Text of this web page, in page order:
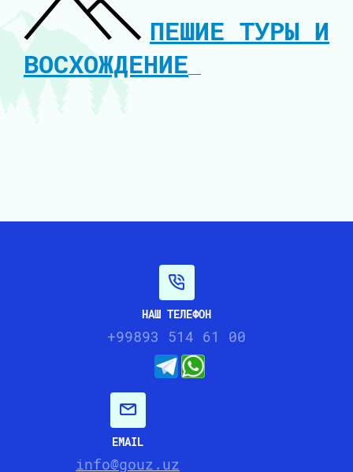
ПЕШИЕ ТУРЫ И
ВОСХОЖДЕНИЕ
НАШ ТЕЛЕФОН
+99893 514 61 00
EMAIL
info@gouz.uz